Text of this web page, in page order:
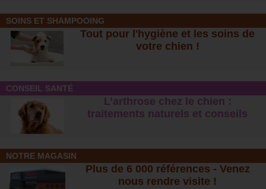
SOINS ET SHAMPOOING
Tout pour l'hygiène et les soins de
votre chien !
CONSEIL SANTÉ
L’arthrose chez le chien :
traitements naturels et conseil s
NOTRE MAGASIN
Plus de 6 000 références - Venez
nous rendre visite !